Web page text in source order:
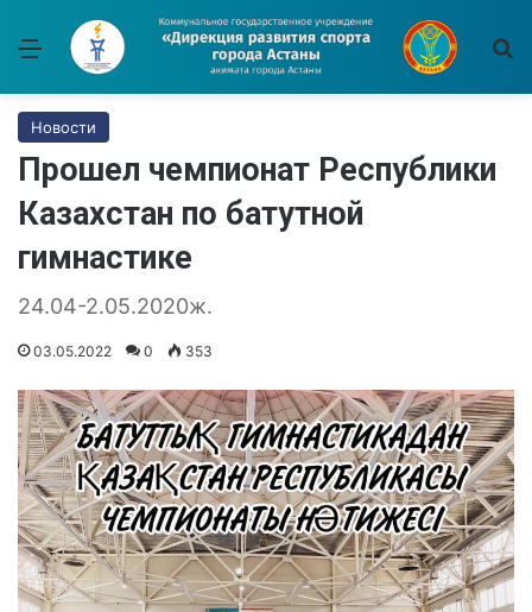
Меню
Новости
Прошел чемпионат Республики
Казахстан по батутной
гимнастике
24.04-2.05.2020ж.
03.05.2022 0 353